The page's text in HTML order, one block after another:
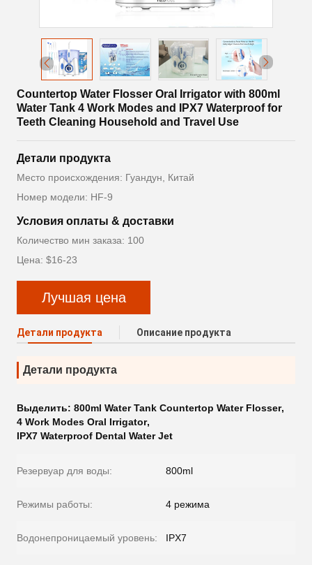
Countertop Water Flosser Oral Irrigator with 800ml
Water Tank 4 Work Modes and IPX7 Waterproof for
Teeth Cleaning Household and Travel Use
Детали продукта
Место происхождения: Гуандун, Китай
Номер модели: HF-9
Условия оплаты & доставки
Количество мин заказа: 100
Цена: $16-23
Лучшая цена
Детали продукта Описание продукта
Детали продукта
Выделить: 800ml Water Tank Countertop Water Flosser,
4 Work Modes Oral Irrigator,
IPX7 Waterproof Dental Water Jet
Резервуар для воды: 800ml
Режимы работы: 4 режима
Водонепроницаемый уровень: IPX7